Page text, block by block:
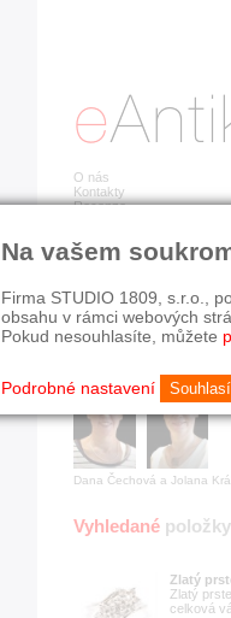
O nás
Kontakty
Recenze
Jsme prověřená firma
Zákazníci u nás oceňují:
■ odborné zázemí
■ bezpečné prostředí
Dana Čechová a Jolana
Vyhledané
Zlatý
Zlatý
celková
Na vašem
Firma STUDIO 1809, s.r.o.,
obsahu v rámci webových
Pokud nesouhlasíte, můžete
Podrobné nastavení